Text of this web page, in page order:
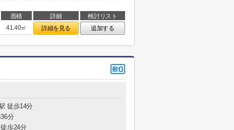
面積 詳細
検討リスト
41.40㎡ 詳細を見る 追加する
徒歩14分
分
歩24分